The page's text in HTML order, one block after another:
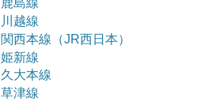
鹿島線
川越線
関西本線（JR西日本）
姫新線
久大本線
草津線